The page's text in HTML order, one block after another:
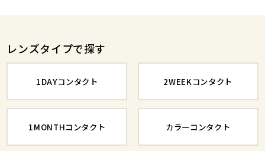
レンズタイプで探す
1DAYコンタクト 2WEEKコンタクト
1MONTHコンタクト カラーコンタクト